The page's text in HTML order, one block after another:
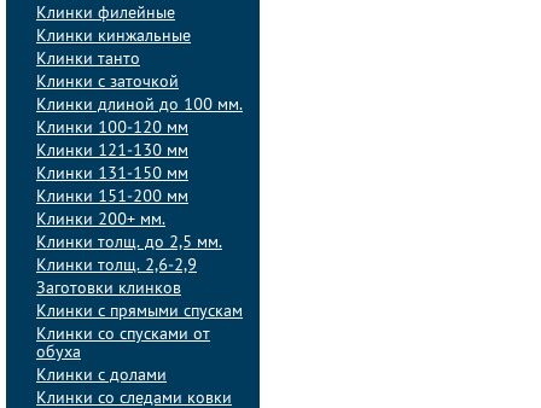
Клинки филейные
Клинки кинжальные
Клинки танто
Клинки с заточкой
Клинки длиной до 100 мм.
Клинки 100-120 мм
Клинки 121-130 мм
Клинки 131-150 мм
Клинки 151-200 мм
Клинки 200+ мм.
Клинки толщ. до 2,5 мм.
Клинки толщ. 2,6-2,9
Заготовки клинков
Клинки с прямыми спускам
Клинки со спусками от
обуха
Клинки с долами
Клинки со следами ковки